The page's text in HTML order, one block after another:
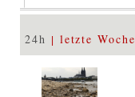
24h letzte Woche